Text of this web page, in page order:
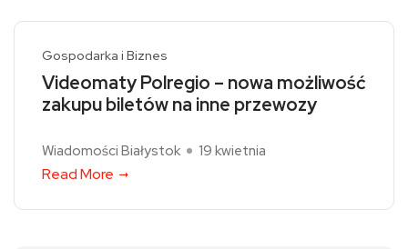
Gospodarka i Biznes
Videomaty Polregio – nowa możliwość
zakupu biletów na inne przewozy
Wiadomości Białystok 19 kwietnia
Read More